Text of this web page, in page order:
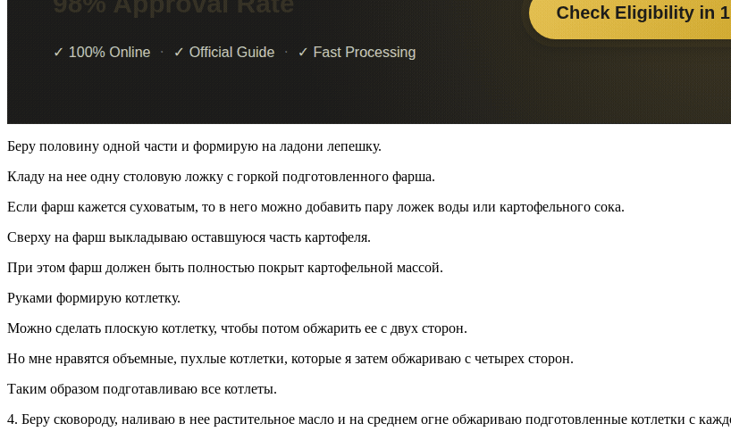
Беру половину одной части и формирую на ладони лепешку.
Кладу на нее одну столовую ложку с горкой подготовленного фарша.
Если фарш кажется суховатым, то в него можно добавить пару ложек воды или картофельного сока.
Сверху на фарш выкладываю оставшуюся часть картофеля.
При этом фарш должен быть полностью покрыт картофельной массой.
Руками формирую котлетку.
Можно сделать плоскую котлетку, чтобы потом обжарить ее с двух сторон.
Но мне нравятся объемные, пухлые котлетки, которые я затем обжариваю с четырех сторон.
Таким образом подготавливаю все котлеты.
4. Беру сковороду, наливаю в нее растительное масло и на среднем огне обжариваю подготовленные котлетки с